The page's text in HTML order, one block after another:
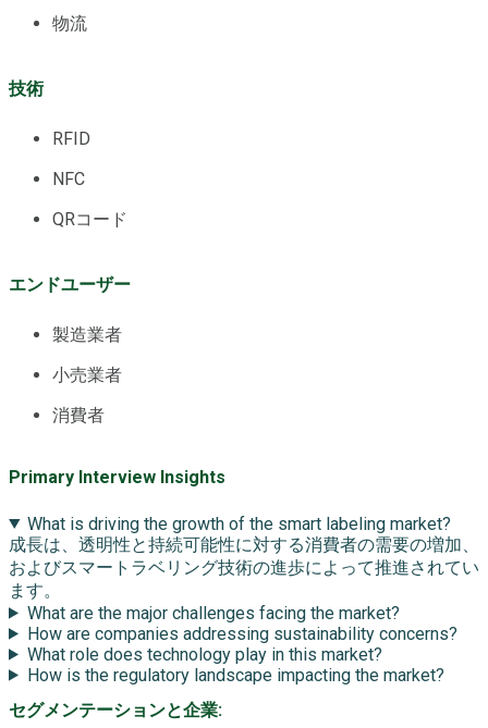
物流
技術
RFID
NFC
QRコード
エンドユーザー
製造業者
小売業者
消費者
Primary Interview Insights
What is driving the growth of the smart labeling market?
成長は、透明性と持続可能性に対する消費者の需要の増加、
およびスマートラベリング技術の進歩によって推進されてい
ます。
What are the major challenges facing the market?
How are companies addressing sustainability concerns?
What role does technology play in this market?
How is the regulatory landscape impacting the market?
セグメンテーションと企業: